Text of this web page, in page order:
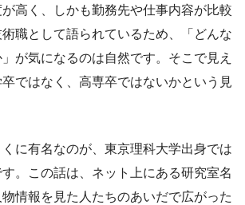
高く、しかも勤務先や仕事内容が比較
職として語られているため、「どんな
が気になるのは自然です。そこで見え
ではなく、高専卒ではないかという見
に有名なのが、東京理科大学出身では
。この話は、ネット上にある研究室名
情報を見た人たちのあいだで広がった